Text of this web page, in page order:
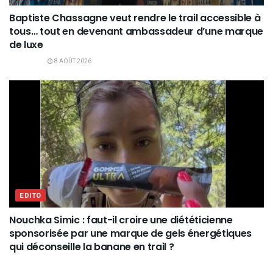
Baptiste Chassagne veut rendre le trail accessible à
tous… tout en devenant ambassadeur d’une marque
de luxe
8 AOÛT 2026
EDITO
Nouchka Simic : faut-il croire une diététicienne
sponsorisée par une marque de gels énergétiques
qui déconseille la banane en trail ?